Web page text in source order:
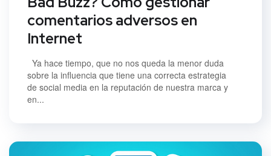
comentarios adversos en
Internet
Ya hace tiempo, que no nos queda la menor duda
sobre la influencia que tiene una correcta estrategia
de social media en la reputación de nuestra marca y
en...